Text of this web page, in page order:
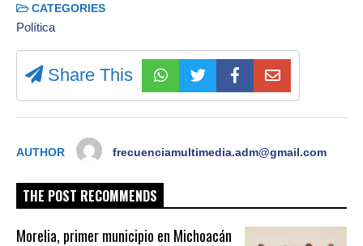
CATEGORIES
Política
Share This
AUTHOR frecuenciamultimedia.adm@gmail.com
THE POST RECOMMENDS
Morelia, primer municipio en Michoacán